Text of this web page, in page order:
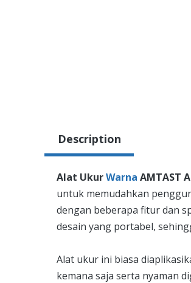
Description
Alat UkurWarna AMTAST
untuk memudahkan
dengan beberapa fitur dan
desain yang portabel,
Alat ukur ini biasa
kemana saja serta nyaman